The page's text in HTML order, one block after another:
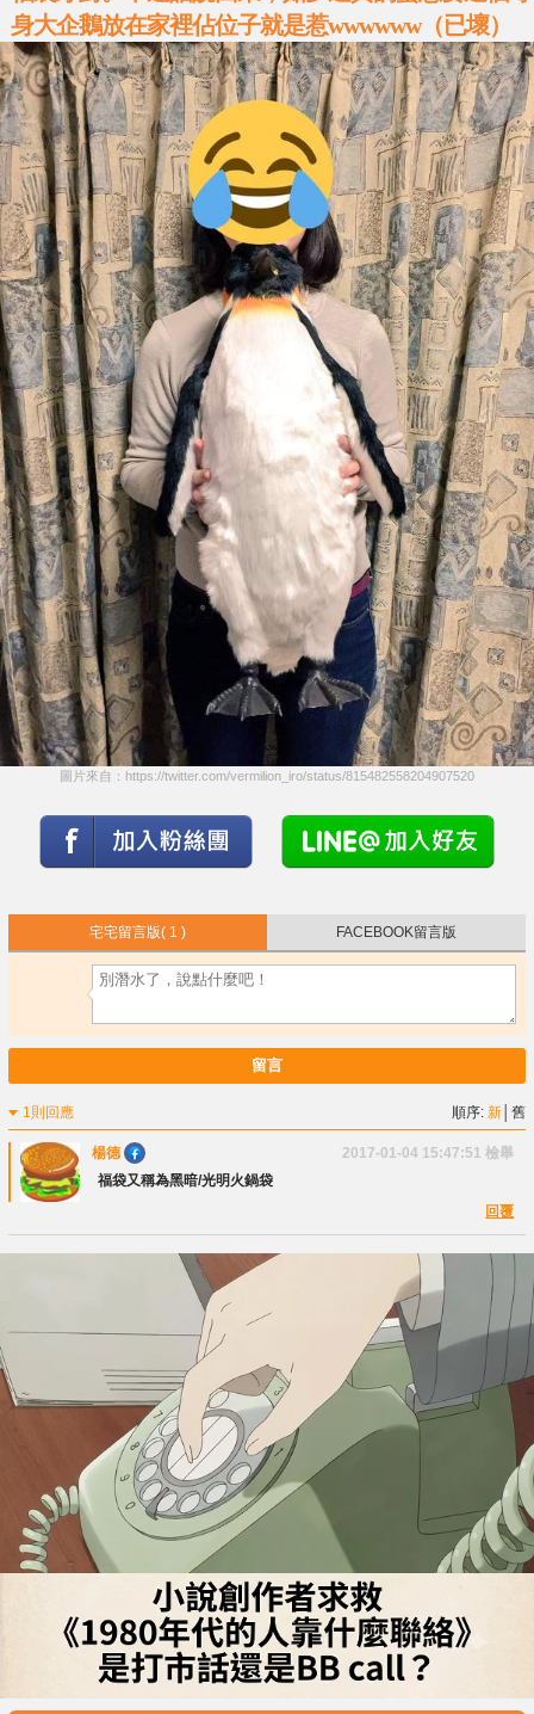
身大企鵝放在家裡佔位子就是惹wwwwww（已壞）
圖片來自：https://twitter.com/vermilion_iro/status/815482558204907520
宅宅留言版( 1 ) FACEBOOK留言版
留言
1則回應 順序:新 │舊
楊德 2017-01-04 15:47:51 檢舉
福袋又稱為黑暗/光明火鍋袋
回覆